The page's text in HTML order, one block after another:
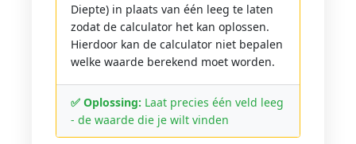
Diepte) in plaats van één leeg te laten
zodat de calculator het kan oplossen.
Hierdoor kan de calculator niet bepalen
welke waarde berekend moet worden.
✅ Oplossing: Laat precies één veld leeg
- de waarde die je wilt vinden